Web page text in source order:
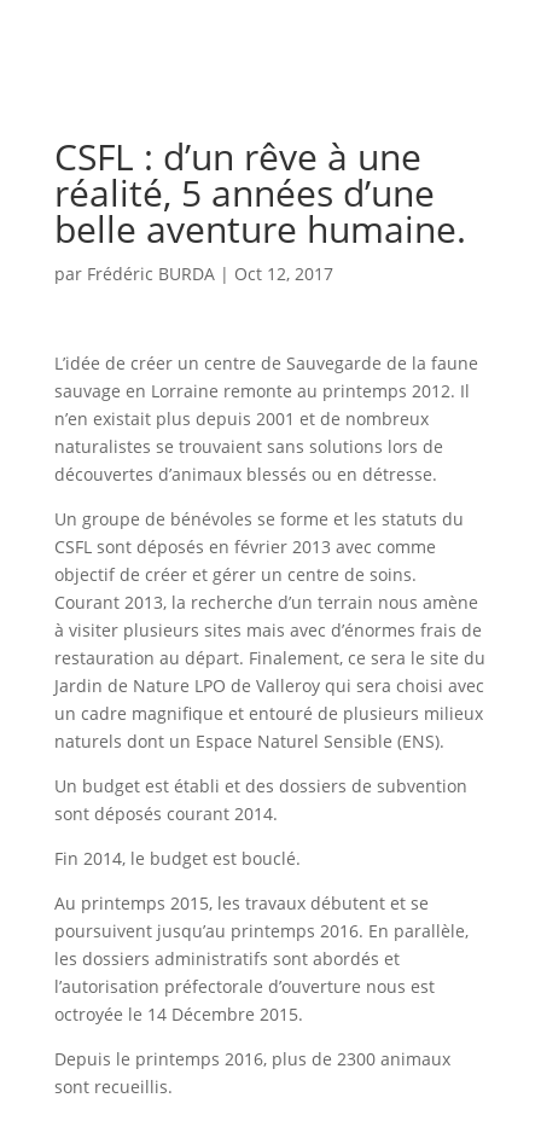
CSFL : d’un rêve à une
réalité, 5 années d’une
belle aventure humaine.
par Frédéric BURDA| Oct 12, 2017
L’idée de créer un centre de Sauvegarde de la faune
sauvage en Lorraine remonte au printemps 2012. Il
n’en existait plus depuis 2001 et de nombreux
naturalistes se trouvaient sans solutions lors de
découvertes d’animaux blessés ou en détresse.
Un groupe de bénévoles se forme et les statuts du
CSFL sont déposés en février 2013 avec comme
objectif de créer et gérer un centre de soins.
Courant 2013, la recherche d’un terrain nous amène
à visiter plusieurs sites mais avec d’énormes frais de
restauration au départ. Finalement, ce sera le site du
Jardin de Nature LPO de Valleroy qui sera choisi avec
un cadre magnifique et entouré de plusieurs milieux
naturels dont un Espace Naturel Sensible (ENS).
Un budget est établi et des dossiers de subvention
sont déposés courant 2014.
Fin 2014, le budget est bouclé.
Au printemps 2015, les travaux débutent et se
poursuivent jusqu’au printemps 2016. En parallèle,
les dossiers administratifs sont abordés et
l’autorisation préfectorale d’ouverture nous est
octroyée le 14 Décembre 2015.
Depuis le printemps 2016, plus de 2300 animaux
sont recueillis.